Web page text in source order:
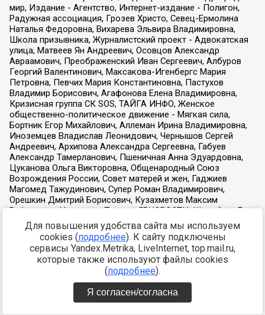
Для повышения удобства сайта мы используем
cookies (подробнее). К сайту подключены
сервисы Yandex.Metrika, LiveInternet, top.mail.ru,
которые также используют файлы cookies
(подробнее).
Я согласен/согласна